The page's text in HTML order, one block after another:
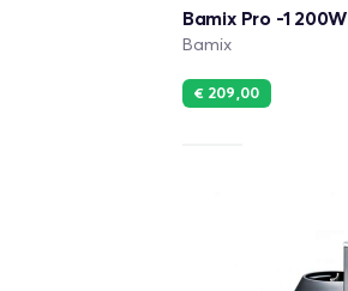
Bamix Pro -1 200W
Bamix
€ 209,00